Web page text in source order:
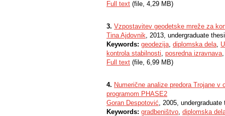
Full text (file, 4,29 MB)
3. Vzpostavitev geodetske mreže za
Tina Ajdovnik, 2013, undergraduate
Keywords: geodezija, diplomska dela,
kontrola stabilnosti, posredna izravnava
Full text (file, 6,99 MB)
4. Numerične analize predora Trojane
programom PHASE2
Goran Despotović, 2005, undergraduate
Keywords: gradbeništvo, diplomska